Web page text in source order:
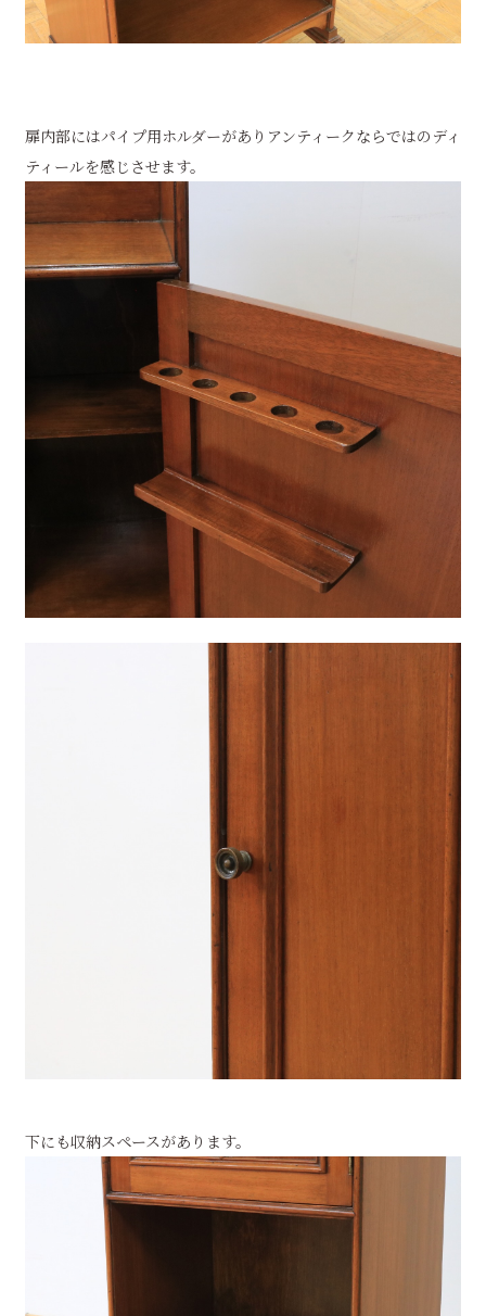
扉内部にはパイプ用ホルダーがありアンティークならではのディ
ティールを感じさせます。
下にも収納スペースがあります。